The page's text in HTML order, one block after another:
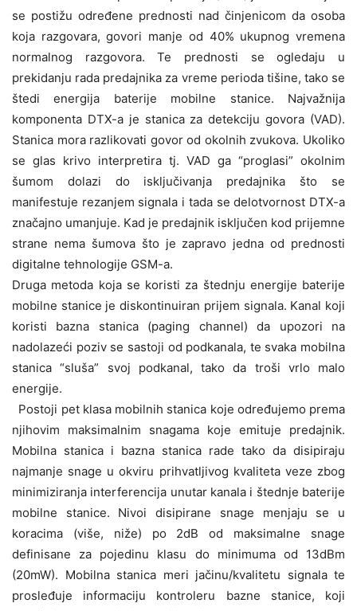
se postižu određene prednosti nad činjenicom da osoba
koja razgovara, govori manje od 40% ukupnog vremena
normalnog razgovora. Te prednosti se ogledaju u
prekidanju rada predajnika za vreme perioda tišine, tako se
štedi energija baterije mobilne stanice. Najvažnija
komponenta DTX-a je stanica za detekciju govora (VAD).
Stanica mora razlikovati govor od okolnih zvukova. Ukoliko
se glas krivo interpretira tj. VAD ga “proglasi” okolnim
šumom dolazi do isključivanja predajnika što se
manifestuje rezanjem signala i tada se delotvornost DTX-a
značajno umanjuje. Kad je predajnik isključen kod prijemne
strane nema šumova što je zapravo jedna od prednosti
digitalne tehnologije GSM-a.
Druga metoda koja se koristi za štednju energije baterije
mobilne stanice je diskontinuiran prijem signala. Kanal koji
koristi bazna stanica (paging channel) da upozori na
nadolazeći poziv se sastoji od podkanala, te svaka mobilna
stanica “sluša” svoj podkanal, tako da troši vrlo malo
energije.
Postoji pet klasa mobilnih stanica koje određujemo prema
njihovim maksimalnim snagama koje emituje predajnik.
Mobilna stanica i bazna stanica rade tako da disipiraju
najmanje snage u okviru prihvatljivog kvaliteta veze zbog
minimiziranja interferencija unutar kanala i štednje baterije
mobilne stanice. Nivoi disipirane snage menjaju se u
koracima (više, niže) po 2dB od maksimalne snage
definisane za pojedinu klasu do minimuma od 13dBm
(20mW). Mobilna stanica meri jačinu/kvalitetu signala te
prosleđuje informaciju kontroleru bazne stanice, koji